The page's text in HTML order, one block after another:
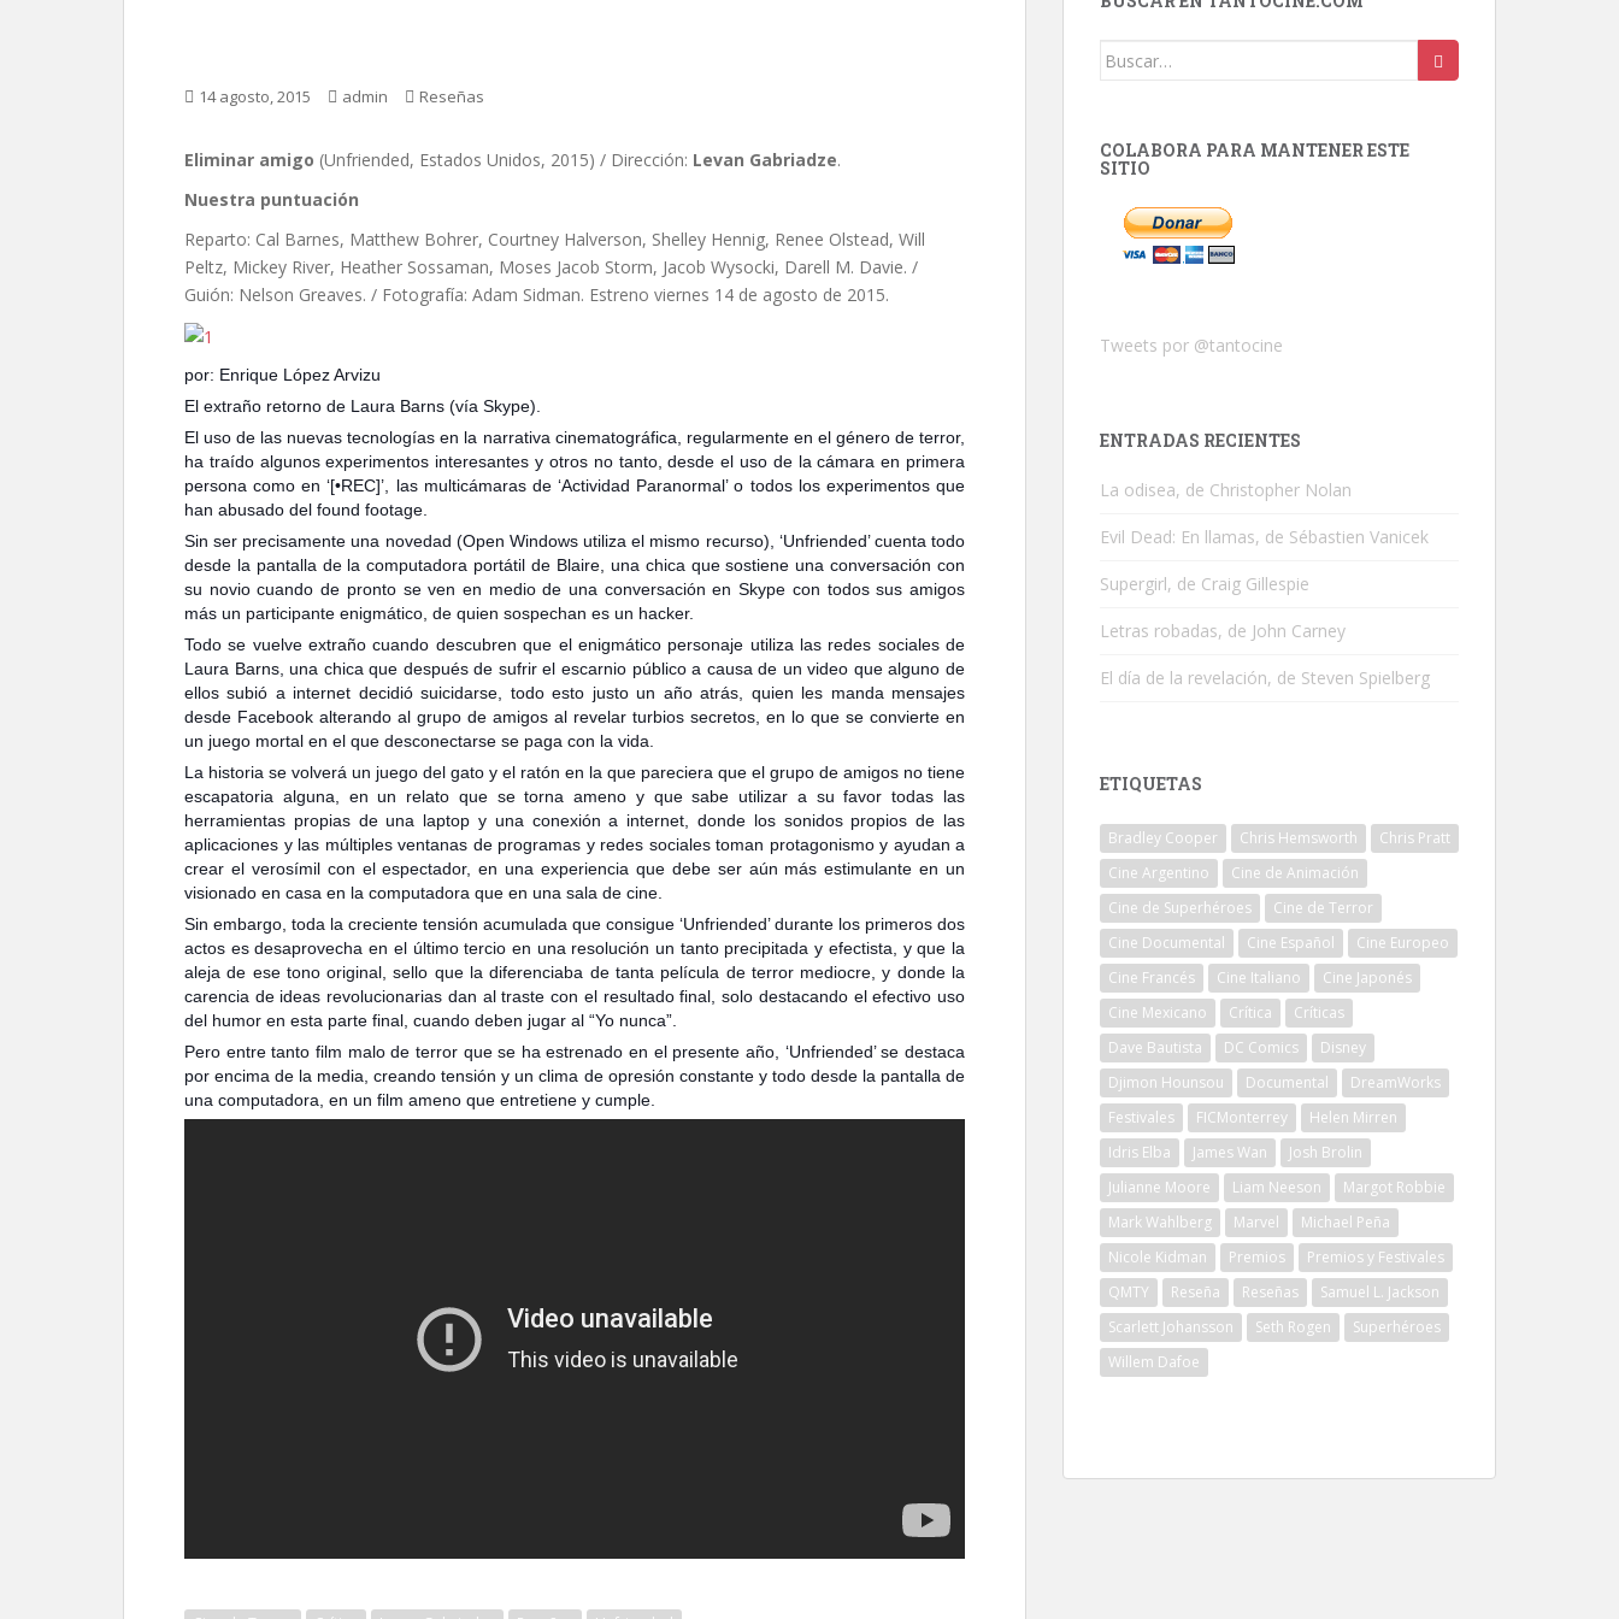
14 agosto, 2015 admin Reseñas
Eliminar amigo (Unfriended, Estados Unidos, 2015) / Dirección: Levan Gabriadze.
Nuestra puntuación
Reparto: Cal Barnes, Matthew Bohrer, Courtney Halverson, Shelley Hennig, Renee Olstead, Will
Peltz, Mickey River, Heather Sossaman, Moses Jacob Storm, Jacob Wysocki, Darell M. Davie. /
Guión: Nelson Greaves. / Fotografía: Adam Sidman. Estreno viernes 14 de agosto de 2015.
por: Enrique López Arvizu
El extraño retorno de Laura Barns (vía Skype).
El uso de las nuevas tecnologías en la narrativa cinematográfica, regularmente en el género de terror,
ha traído algunos experimentos interesantes y otros no tanto, desde el uso de la cámara en primera
persona como en ‘[•REC]’, las multicámaras de ‘Actividad Paranormal’ o todos los experimentos que
han abusado del found footage.
Sin ser precisamente una novedad (Open Windows utiliza el mismo recurso), ‘Unfriended’ cuenta todo
desde la pantalla de la computadora portátil de Blaire, una chica que sostiene una conversación con
su novio cuando de pronto se ven en medio de una conversación en Skype con todos sus amigos
más un participante enigmático, de quien sospechan es un hacker.
Todo se vuelve extraño cuando descubren que el enigmático personaje utiliza las redes sociales de
Laura Barns, una chica que después de sufrir el escarnio público a causa de un video que alguno de
ellos subió a internet decidió suicidarse, todo esto justo un año atrás, quien les manda mensajes
desde Facebook alterando al grupo de amigos al revelar turbios secretos, en lo que se convierte en
un juego mortal en el que desconectarse se paga con la vida.
La historia se volverá un juego del gato y el ratón en la que pareciera que el grupo de amigos no tiene
escapatoria alguna, en un relato que se torna ameno y que sabe utilizar a su favor todas las
herramientas propias de una laptop y una conexión a internet, donde los sonidos propios de las
aplicaciones y las múltiples ventanas de programas y redes sociales toman protagonismo y ayudan a
crear el verosímil con el espectador, en una experiencia que debe ser aún más estimulante en un
visionado en casa en la computadora que en una sala de cine.
Sin embargo, toda la creciente tensión acumulada que consigue ‘Unfriended’ durante los primeros dos
actos es desaprovecha en el último tercio en una resolución un tanto precipitada y efectista, y que la
aleja de ese tono original, sello que la diferenciaba de tanta película de terror mediocre, y donde la
carencia de ideas revolucionarias dan al traste con el resultado final, solo destacando el efectivo uso
del humor en esta parte final, cuando deben jugar al “Yo nunca”.
Pero entre tanto film malo de terror que se ha estrenado en el presente año, ‘Unfriended’ se destaca
por encima de la media, creando tensión y un clima de opresión constante y todo desde la pantalla de
una computadora, en un film ameno que entretiene y cumple.
Buscar:
COLABORA PARA MANTENER ESTE
SITIO
Tweets por @tantocine
ENTRADAS RECIENTES
La odisea, de Christopher Nolan
Evil Dead: En llamas, de Sébastien Vanicek
Supergirl, de Craig Gillespie
Letras robadas, de John Carney
El día de la revelación, de Steven Spielberg
ETIQUETAS
Bradley Cooper Chris Hemsworth
Chris Pratt
Cine Argentino
Cine de Animación
Cine de Superhéroes
Cine de Terror
Cine Documental
Cine Español
Cine Europeo
Cine Francés
Cine Italiano
Cine Japonés
Cine Mexicano
Crítica
Críticas
Dave Bautista
DC Comics
Disney
Djimon Hounsou
Documental
DreamWorks
Festivales
FICMonterrey
Helen Mirren
Idris Elba
James Wan
Josh Brolin
Julianne Moore
Liam Neeson
Margot Robbie
Mark Wahlberg
Marvel
Michael Peña
Nicole Kidman
Premios
Premios y Festivales
QMTY
Reseña Reseñas
Samuel L. Jackson
Scarlett Johansson
Seth Rogen
Superhéroes
Willem Dafoe